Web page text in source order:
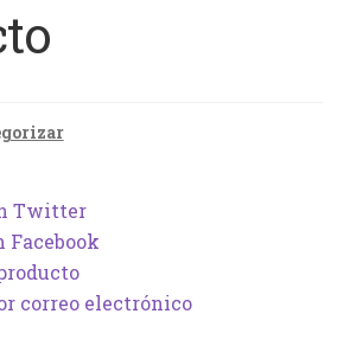
Twitter
Facebook
correo electrónico